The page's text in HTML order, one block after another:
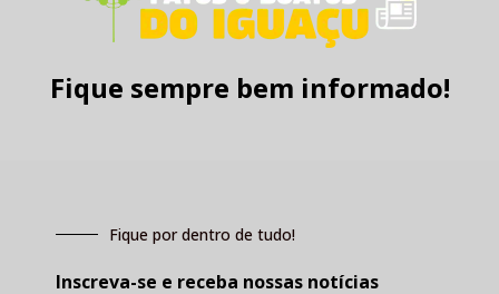
Fique sempre bem informado!
Fique por dentro de tudo!
Inscreva-se e receba nossas notícias